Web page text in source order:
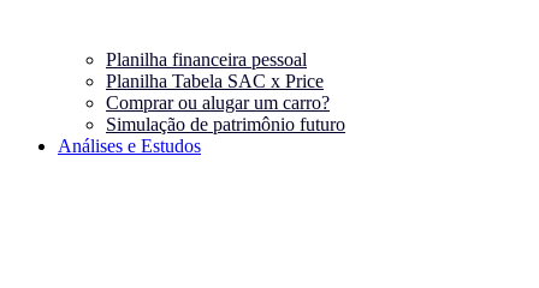
Planilha financeira pessoal
Planilha Tabela SAC x Price
Comprar ou alugar um carro?
Simulação de patrimônio futuro
Análises e Estudos